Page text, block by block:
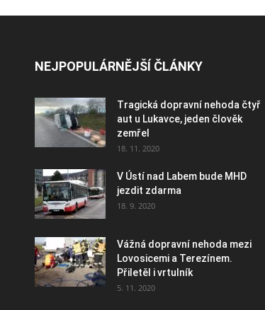
NEJPOPULÁRNĚJŠÍ ČLÁNKY
Tragická dopravní nehoda čtyř
aut u Lukavce, jeden člověk
zemřel
18. 11. 2020
V Ústí nad Labem bude MHD
jezdit zdarma
18. 9. 2020
Vážná dopravní nehoda mezi
Lovosicemi a Terezínem.
Přiletěl i vrtulník
5. 11. 2020